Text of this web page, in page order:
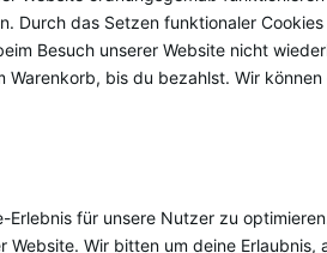
Durch das Setzen funktionaler
Besuch unserer Website nicht
bis du bezahlst. Wir
für unsere Nutzer zu
Wir bitten um deine Erlaubnis,